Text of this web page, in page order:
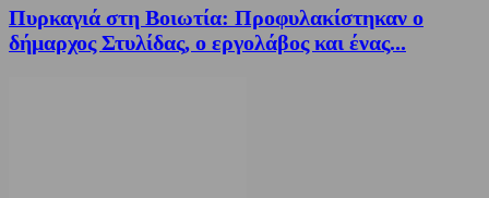
Πυρκαγιά στη Βοιωτία: Προφυλακίστηκαν ο
δήμαρχος Στυλίδας, ο εργολάβος και ένας...